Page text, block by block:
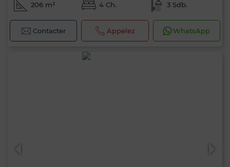
206 m² 4 Ch. 3 Sdb.
Contacter Appelez WhatsApp